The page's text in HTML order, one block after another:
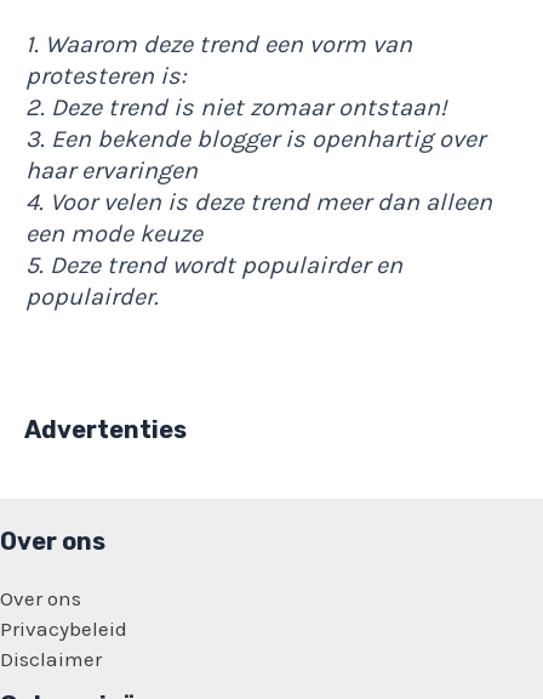
1. Waarom deze trend een vorm van
protesteren is:
2. Deze trend is niet zomaar ontstaan!
3. Een bekende blogger is openhartig over
haar ervaringen
4. Voor velen is deze trend meer dan alleen
een mode keuze
5. Deze trend wordt populairder en
populairder.
Advertenties
Over ons
Over ons
Privacybeleid
Disclaimer